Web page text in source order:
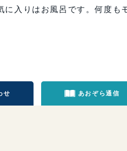
入りはお風呂です。何度も
せ あおぞら通信